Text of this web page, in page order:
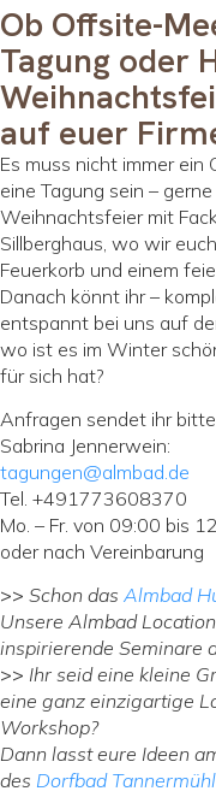
Ob Offsite-
Tagung oder
auf euer
Es muss nicht immer
eine Tagung sein –
Weihnachtsfeier mit
Sillberghaus, wo wir
Feuerkorb und einem
Danach könnt ihr –
entspannt bei uns auf
wo ist es im Winter
für sich hat?
Anfragen sendet ihr
Sabrina Jennerwein:
tagungen@almbad.de
Tel. +491773608370
Mo. – Fr. von 09:00 bis
oder nach Vereinbarung
>> Schon das Almbad
Unsere Almbad
inspirierende Seminare
>> Ihr seid eine kleine
eine ganz einzigartige
Workshop?
Dann lasst eure Ideen
des Dorfbad Tannermühl